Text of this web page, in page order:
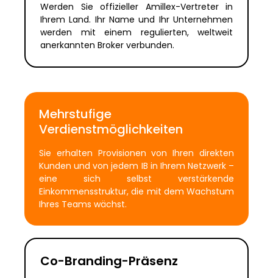
Werden Sie offizieller Amillex-Vertreter in
Ihrem Land. Ihr Name und Ihr Unternehmen
werden mit einem regulierten, weltweit
anerkannten Broker verbunden.
Mehrstufige
Verdienstmöglichkeiten
Sie erhalten Provisionen von Ihren direkten
Kunden und von jedem IB in Ihrem Netzwerk –
eine sich selbst verstärkende
Einkommensstruktur, die mit dem Wachstum
Ihres Teams wächst.
Co-Branding-Präsenz